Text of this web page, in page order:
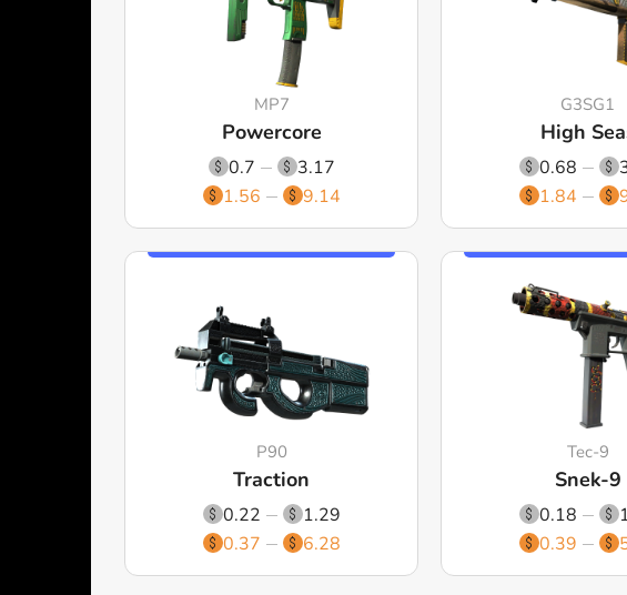
MP7
Powercore
0.7
3.17
1.56
9.14
G3SG1
High
0.68
1.84
P90
Traction
0.22
1.29
0.37
6.28
Tec-9
Snek-9
0.18
0.39